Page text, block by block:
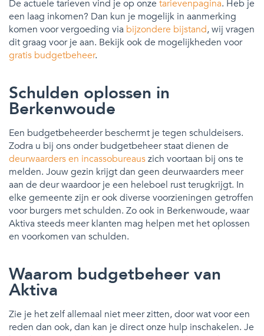
De actuele tarieven vind je op onze tarievenpagina. Heb je
een laag inkomen? Dan kun je mogelijk in aanmerking
komen voor vergoeding via bijzondere bijstand, wij vragen
dit graag voor je aan. Bekijk ook de mogelijkheden voor
gratis budgetbeheer.
Schulden oplossen in
Berkenwoude
Een budgetbeheerder beschermt je tegen schuldeisers.
Zodra u bij ons onder budgetbeheer staat dienen de
deurwaarders en incassobureauszich voortaan bij ons te
melden. Jouw gezin krijgt dan geen deurwaarders meer
aan de deur waardoor je een heleboel rust terugkrijgt. In
elke gemeente zijn er ook diverse voorzieningen getroffen
voor burgers met schulden. Zo ook in Berkenwoude, waar
Aktiva steeds meer klanten mag helpen met het oplossen
en voorkomen van schulden.
Waarom budgetbeheer van
Aktiva
Zie je het zelf allemaal niet meer zitten, door wat voor een
reden dan ook, dan kan je direct onze hulp inschakelen. Je